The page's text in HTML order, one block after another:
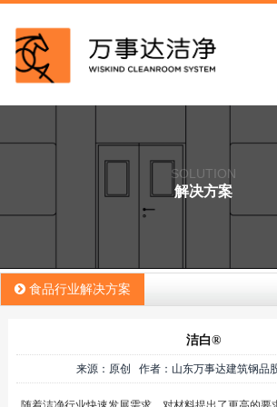
SOLUTION
解决方案
食品行业解决方案
洁白®
来源：原创 作者：山东万事达建筑钢品